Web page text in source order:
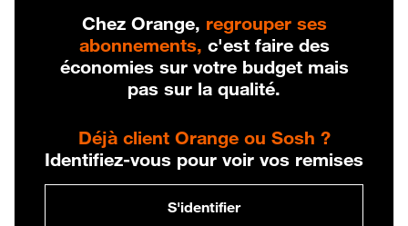
Chez Orange, regrouper ses
abonnements, c'est faire des
économies sur votre budget mais
pas sur la qualité.
Déjà client Orange ou Sosh ?
Identifiez-vous pour voir vos remises
S'identifier